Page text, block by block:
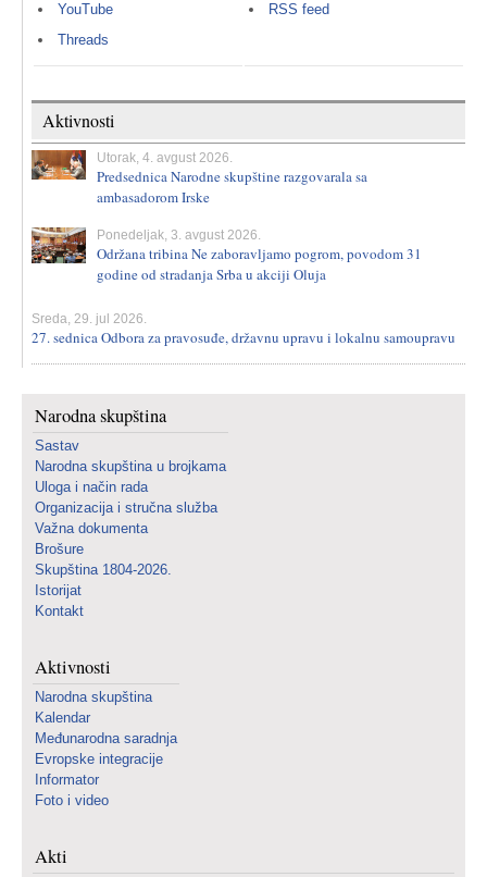
YouTube
Threads
RSS feed
Aktivnosti
Utorak, 4. avgust 2026.
Predsednica Narodne skupštine razgovarala sa
ambasadorom Irske
Ponedeljak, 3. avgust 2026.
Održana tribina Ne zaboravljamo pogrom, povodom 31
godine od stradanja Srba u akciji Oluja
Sreda, 29. jul 2026.
27. sednica Odbora za pravosuđe, državnu upravu i lokalnu samoupravu
Narodna skupština
Sastav
Narodna skupština u brojkama
Uloga i način rada
Organizacija i stručna služba
Važna dokumenta
Brošure
Skupština 1804-2026.
Istorijat
Kontakt
Aktivnosti
Narodna skupština
Kalendar
Međunarodna saradnja
Evropske integracije
Informator
Foto i video
Akti